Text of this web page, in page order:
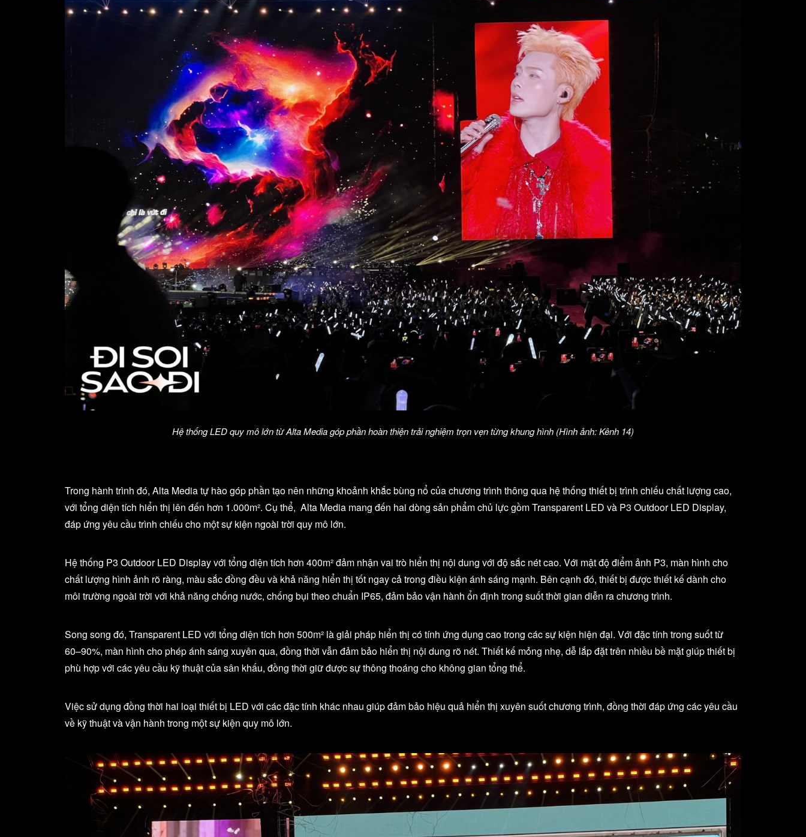
Hệ thống LED quy mô lớn từ Alta Media góp phần hoàn thiện trải nghiệm trọn vẹn từng khung hình (Hình ảnh: Kênh 14)
Trong hành trình đó, Alta Media tự hào góp phần tạo nên những khoảnh khắc bùng nổ của chương trình thông qua hệ thống thiết bị trình chiếu chất lượng cao,
với tổng diện tích hiển thị lên đến hơn 1.000m². Cụ thể, Alta Media mang đến hai dòng sản phẩm chủ lực gồm Transparent LED và P3 Outdoor LED Display,
đáp ứng yêu cầu trình chiếu cho một sự kiện ngoài trời quy mô lớn.
Hệ thống P3 Outdoor LED Display với tổng diện tích hơn 400m² đảm nhận vai trò hiển thị nội dung với độ sắc nét cao. Với mật độ điểm ảnh P3, màn hình cho
chất lượng hình ảnh rõ ràng, màu sắc đồng đều và khả năng hiển thị tốt ngay cả trong điều kiện ánh sáng mạnh. Bên cạnh đó, thiết bị được thiết kế dành cho
môi trường ngoài trời với khả năng chống nước, chống bụi theo chuẩn IP65, đảm bảo vận hành ổn định trong suốt thời gian diễn ra chương trình.
Song song đó, Transparent LED với tổng diện tích hơn 500m² là giải pháp hiển thị có tính ứng dụng cao trong các sự kiện hiện đại. Với đặc tính trong suốt từ
60–90%, màn hình cho phép ánh sáng xuyên qua, đồng thời vẫn đảm bảo hiển thị nội dung rõ nét. Thiết kế mỏng nhẹ, dễ lắp đặt trên nhiều bề mặt giúp thiết bị
phù hợp với các yêu cầu kỹ thuật của sân khấu, đồng thời giữ được sự thông thoáng cho không gian tổng thể.
Việc sử dụng đồng thời hai loại thiết bị LED với các đặc tính khác nhau giúp đảm bảo hiệu quả hiển thị xuyên suốt chương trình, đồng thời đáp ứng các yêu cầu
về kỹ thuật và vận hành trong một sự kiện quy mô lớn.